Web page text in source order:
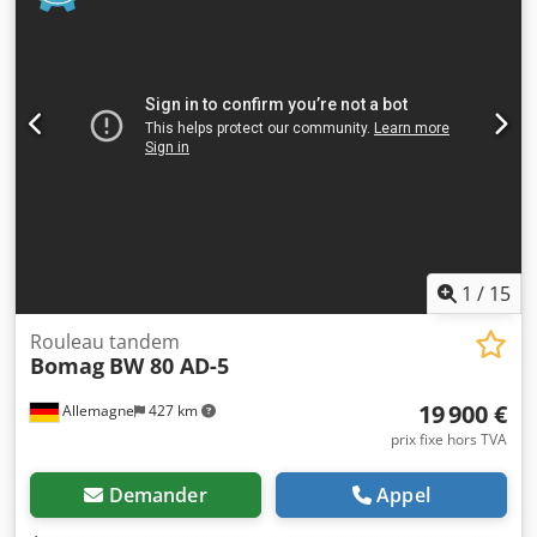
1 / 15
Allemagne 427 km
Rouleau tandem
Bomag BW 80 AD-5
19 900 €
prix fixe hors TVA
Demander Appel